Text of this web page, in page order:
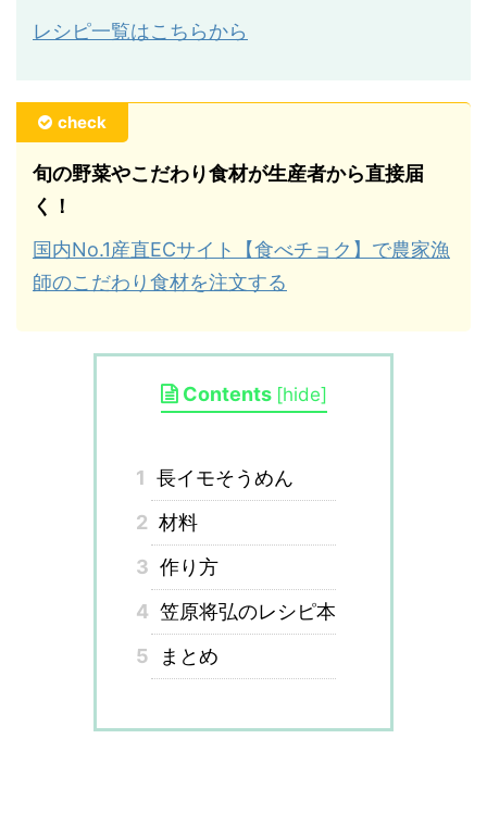
レシピ一覧はこちらから
check
旬の野菜やこだわり食材が生産者から直接届
く！
国内No.1産直ECサイト【食べチョク】で農家漁
師のこだわり食材を注文する
Contents [hide]
1 長イモそうめん
2 材料
3 作り方
4 笠原将弘のレシピ本
5
まとめ